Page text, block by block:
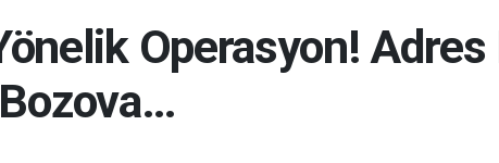
Operasyon! Adres